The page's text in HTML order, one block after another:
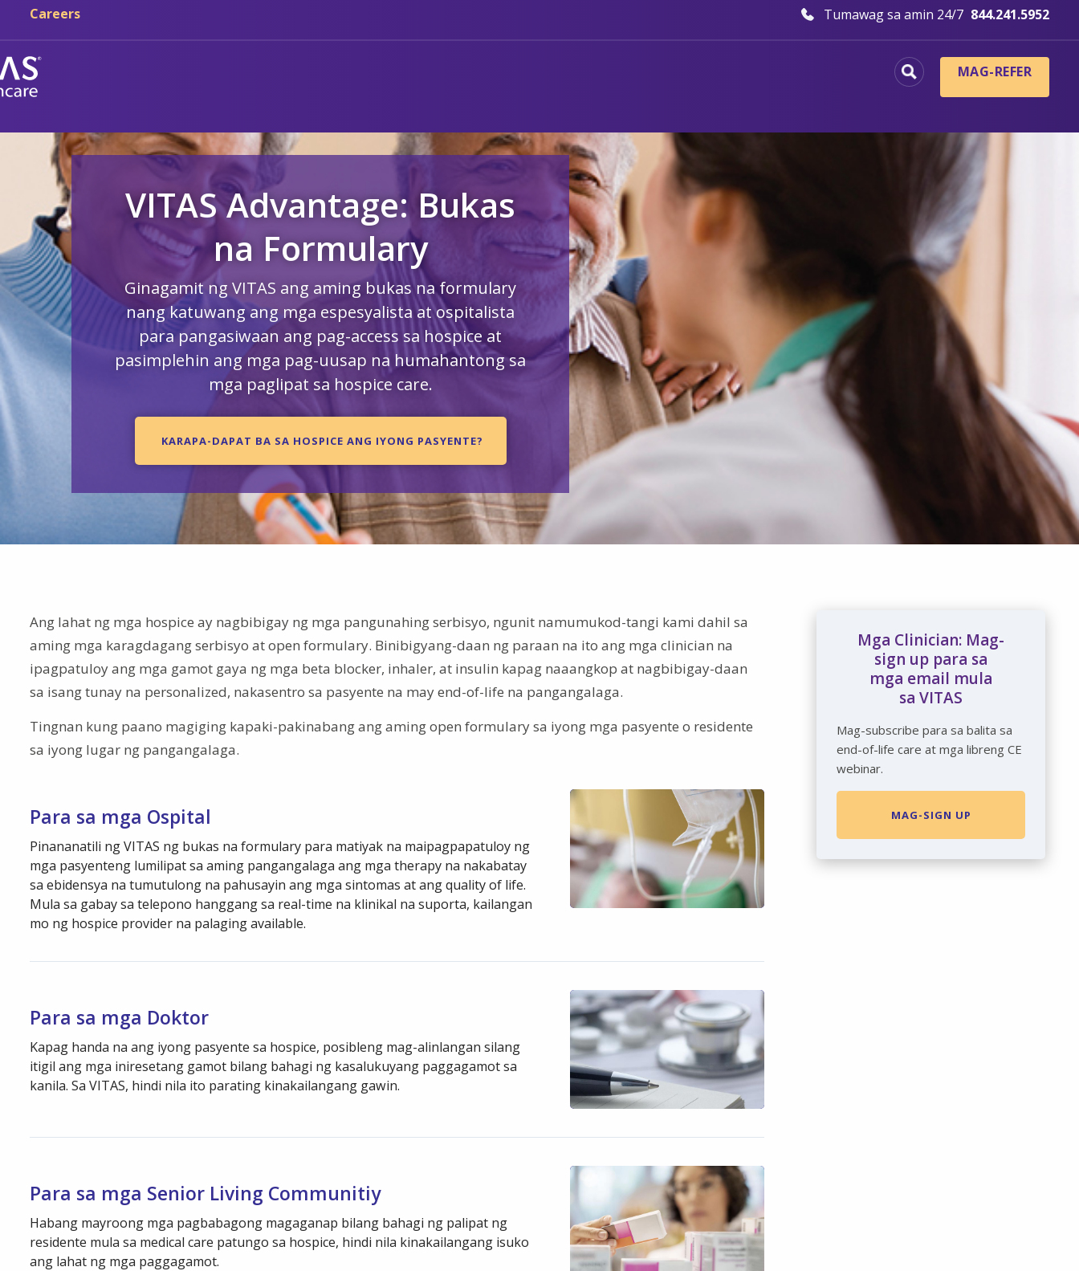
Skip sa main content
Skip sa navigation
Careers Tumawag sa amin 24/7 844.241.5952
MAG-REFER
VITAS Advantage: Bukas
na Formulary
Ginagamit ng VITAS ang aming bukas na formulary
nang katuwang ang mga espesyalista at ospitalista
para pangasiwaan ang pag-access sa hospice at
pasimplehin ang mga pag-uusap na humahantong sa
mga paglipat sa hospice care.
KARAPA-DAPAT BA SA HOSPICE ANG IYONG PASYENTE?
Ang lahat ng mga hospice ay nagbibigay ng mga pangunahing serbisyo, ngunit namumukod-tangi kami dahil sa
aming mga karagdagang serbisyo at open formulary. Binibigyang-daan ng paraan na ito ang mga clinician na
ipagpatuloy ang mga gamot gaya ng mga beta blocker, inhaler, at insulin kapag naaangkop at nagbibigay-daan
sa isang tunay na personalized, nakasentro sa pasyente na may end-of-life na pangangalaga.
Tingnan kung paano magiging kapaki-pakinabang ang aming open formulary sa iyong mga pasyente o residente
sa iyong lugar ng pangangalaga.
Para sa mga Ospital
Pinananatili ng VITAS ng bukas na formulary para matiyak na maipagpapatuloy ng
mga pasyenteng lumilipat sa aming pangangalaga ang mga therapy na nakabatay
sa ebidensya na tumutulong na pahusayin ang mga sintomas at ang quality of life.
Mula sa gabay sa telepono hanggang sa real-time na klinikal na suporta, kailangan
mo ng hospice provider na palaging available.
Para sa mga Doktor
Kapag handa na ang iyong pasyente sa hospice, posibleng mag-alinlangan silang
itigil ang mga iniresetang gamot bilang bahagi ng kasalukuyang paggagamot sa
kanila. Sa VITAS, hindi nila ito parating kinakailangang gawin.
Para sa mga Senior Living Communitiy
Habang mayroong mga pagbabagong magaganap bilang bahagi ng palipat ng
residente mula sa medical care patungo sa hospice, hindi nila kinakailangang isuko
ang lahat ng mga paggagamot.
Mga Clinician: Mag-
sign up para sa
mga email mula
sa VITAS
Mag-subscribe para sa balita sa
end-of-life care at mga libreng CE
webinar.
MAG-SIGN UP